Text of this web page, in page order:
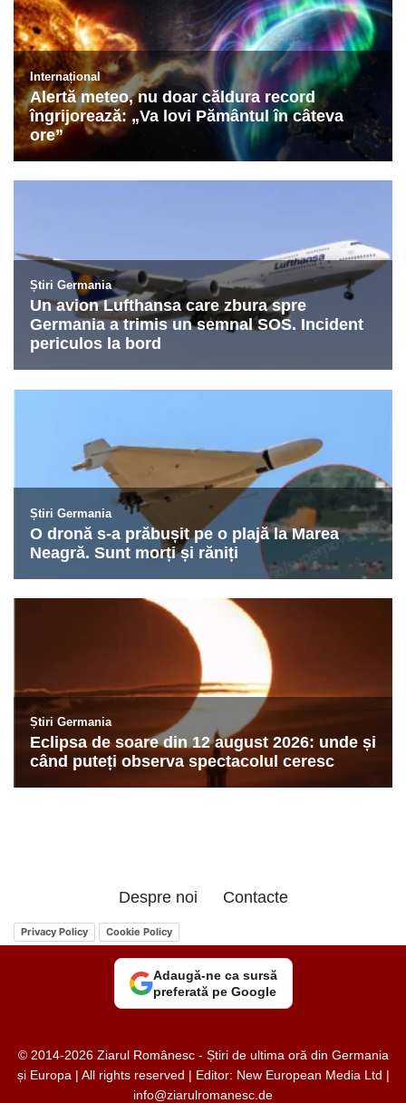
Despre noi Contacte
Privacy Policy Cookie Policy
Adaugă-ne ca sursă
preferată pe Google
© 2014-2026 Ziarul Românesc - Știri de ultima oră din Germania
și Europa | All rights reserved | Editor: New European Media Ltd |
info@ziarulromanesc.de